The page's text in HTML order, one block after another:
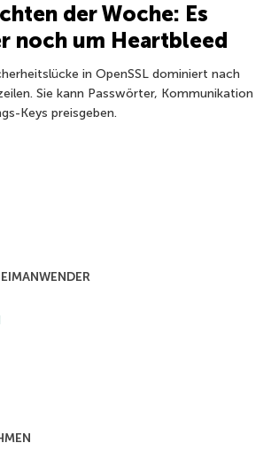
der Woche: Es
noch um Heartbleed
in OpenSSL dominiert nach
Sie kann Passwörter, Kommunikation
Keys preisgeben.